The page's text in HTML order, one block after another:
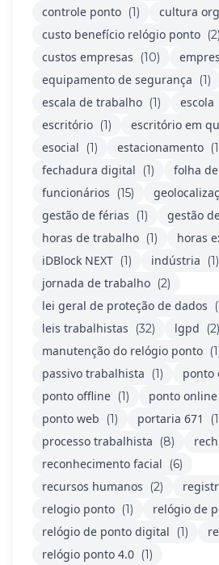
controle ponto (1) cultura
custo benefício relógio ponto (2)
custos empresas (10)
equipamento de segurança (1)
escala de trabalho (1) escola
escritório (1) escritório em
esocial (1) estacionamento
fechadura digital (1) folha
funcionários (15)
gestão de férias (1) gestão
horas de trabalho (1) horas
iDBlock NEXT (1) indústria (1)
jornada de trabalho (2)
lei geral de proteção de dados
leis trabalhistas (32) lgpd (2)
manutenção do relógio ponto
passivo trabalhista (1) ponto
ponto offline (1) ponto online
ponto web (1) portaria 671
processo trabalhista (8)
reconhecimento facial (6)
recursos humanos (2)
relogio ponto (1) relógio de
relógio de ponto digital (1)
relógio ponto 4.0 (1)